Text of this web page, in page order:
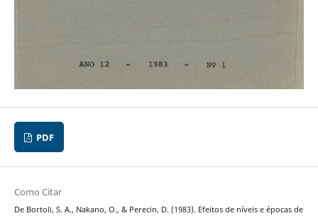
PDF
Como Citar
De Bortoli, S. A., Nakano, O., & Perecin, D. (1983). Efeitos de níveis e épocas de